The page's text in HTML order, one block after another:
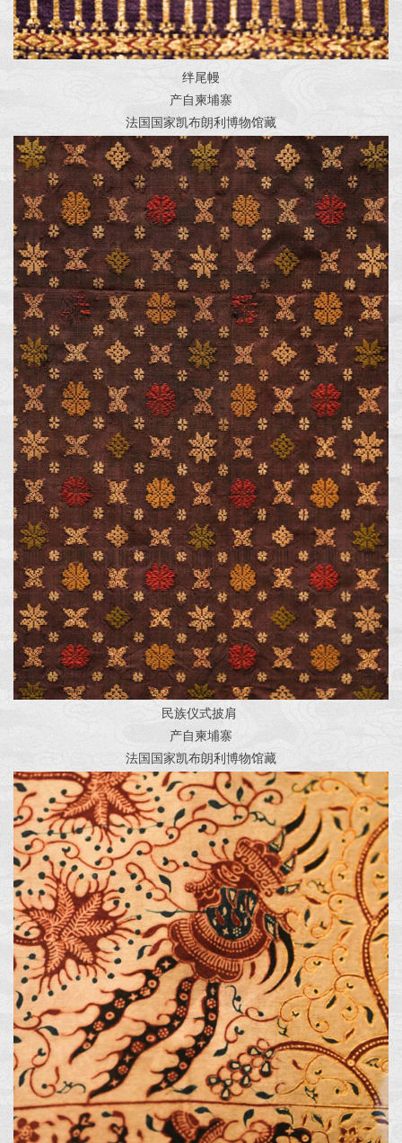
绊尾幔
产自柬埔寨
法国国家凯布朗利博物馆藏
民族仪式披肩
产自柬埔寨
法国国家凯布朗利博物馆藏